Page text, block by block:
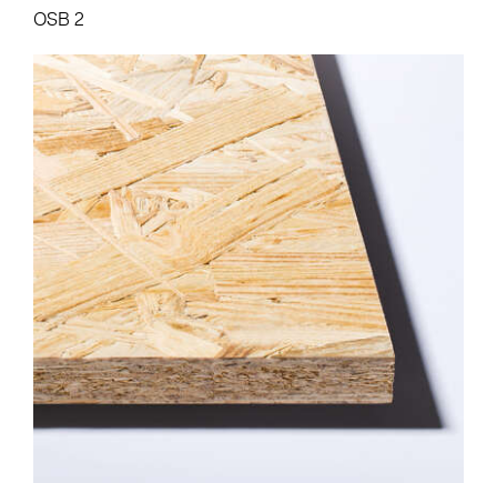
OSB 2